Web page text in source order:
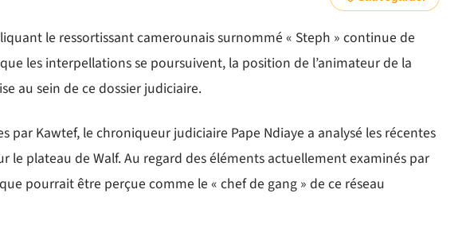
le ressortissant camerounais surnommé « Steph » continue de
les interpellations se poursuivent, la position de l’animateur de la
au sein de ce dossier judiciaire.
par Kawtef, le chroniqueur judiciaire Pape Ndiaye a analysé les récentes
le plateau de Walf. Au regard des éléments actuellement examinés par
pourrait être perçue comme le « chef de gang » de ce réseau